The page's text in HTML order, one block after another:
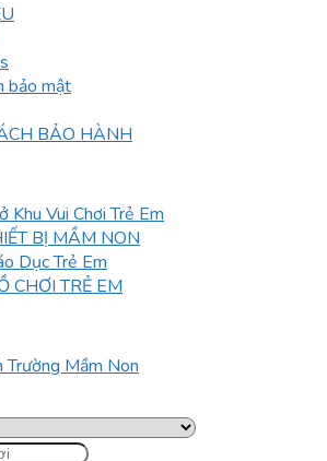
bảo mật
BẢO HÀNH
Khu Vui Chơi Trẻ Em
BỊ MẦM NON
Dục Trẻ Em
CHƠI TRẺ EM
Trường Mầm Non